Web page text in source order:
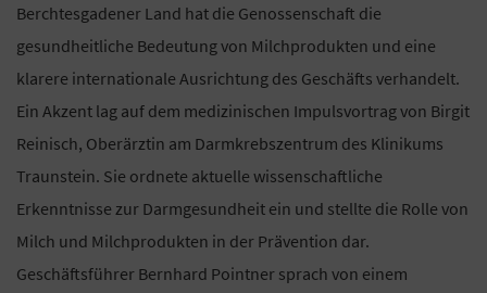
Berchtesgadener Land hat die Genossenschaft die
gesundheitliche Bedeutung von Milchprodukten und eine
klarere internationale Ausrichtung des Geschäfts verhandelt.
Ein Akzent lag auf dem medizinischen Impulsvortrag von Birgit
Reinisch, Oberärztin am Darmkrebszentrum des Klinikums
Traunstein. Sie ordnete aktuelle wissenschaftliche
Erkenntnisse zur Darmgesundheit ein und stellte die Rolle von
Milch und Milchprodukten in der Prävention dar.
Geschäftsführer Bernhard Pointner sprach von einem